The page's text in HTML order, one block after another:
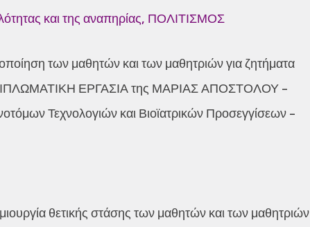
και της αναπηρίας, ΠΟΛΙΤΙΣΜΟΣ
των μαθητών και των μαθητριών για ζητήματα
ΕΡΓΑΣΙΑ της ΜΑΡΙΑΣ ΑΠΟΣΤΟΛΟΥ –
Τεχνολογιών και Βιοϊατρικών Προσεγγίσεων –
θετικής στάσης των μαθητών και των μαθητριών